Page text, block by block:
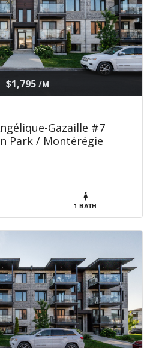
$1,795 /M
Gazaille #7
Park / Montérégie
1 BATH